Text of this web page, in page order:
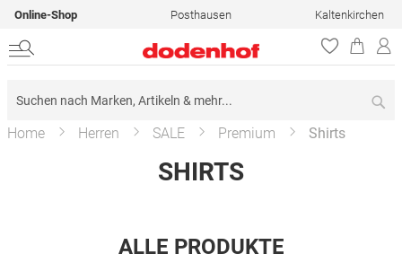
Online-Shop Posthausen Kaltenkirchen
Home Herren SALE Premium Shirts
SHIRTS
ALLE PRODUKTE